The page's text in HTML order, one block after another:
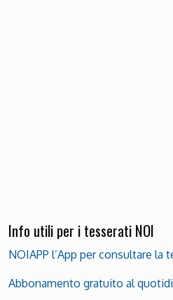
Info utili per i tesserati NOI
NOIAPP l’App per consultare la
Abbonamento gratuito al